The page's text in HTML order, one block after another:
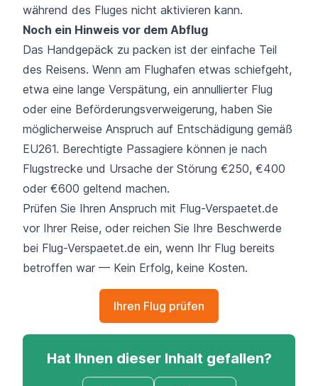
während des Fluges nicht aktivieren kann.
Noch ein Hinweis vor dem Abflug
Das Handgepäck zu packen ist der einfache Teil
des Reisens. Wenn am Flughafen etwas schiefgeht,
etwa eine lange Verspätung, ein annullierter Flug
oder eine Beförderungsverweigerung, haben Sie
möglicherweise Anspruch auf Entschädigung gemäß
EU261. Berechtigte Passagiere können je nach
Flugstrecke und Ursache der Störung €250, €400
oder €600 geltend machen.
Prüfen Sie Ihren Anspruch mit Flug-Verspaetet.de
vor Ihrer Reise, oder reichen Sie Ihre Beschwerde
bei Flug-Verspaetet.de ein, wenn Ihr Flug bereits
betroffen war — Kein Erfolg, keine Kosten.
Ihren Flug prüfen
Hat Ihnen dieser Inhalt gefallen?